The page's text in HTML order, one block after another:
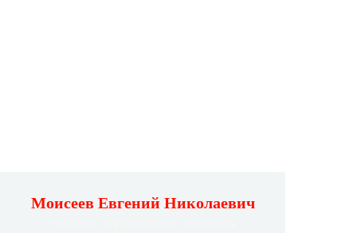
Моисеев Евгений Николаевич